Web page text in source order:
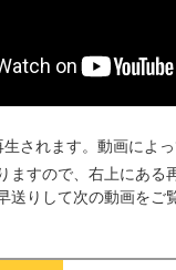
されます。動画によ
ますので、右上にある
送りして次の動画をご